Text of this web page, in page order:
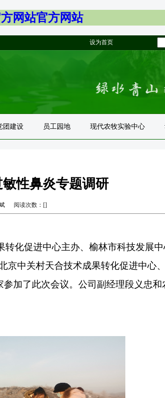
网站官方网站
设为首页
团建设 员工园地 现代农牧实验中心
性鼻炎专题调研
斌 阅读次数：[]
化促进中心主办、榆林市科技发展
京中关村天合技术成果转化促进中心
加了此次会议。公司副经理段义忠